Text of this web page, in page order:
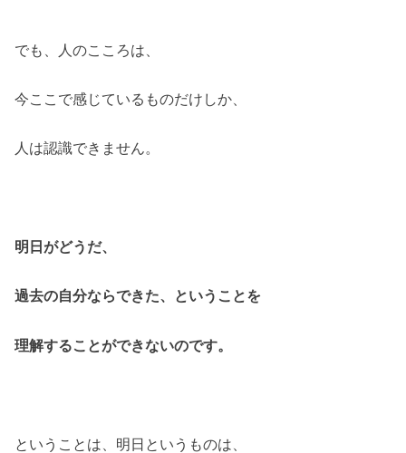
でも、人のこころは、
今ここで感じているものだけしか、
人は認識できません。
明日がどうだ、
過去の自分ならできた、ということを
理解することができないのです。
ということは、明日というものは、